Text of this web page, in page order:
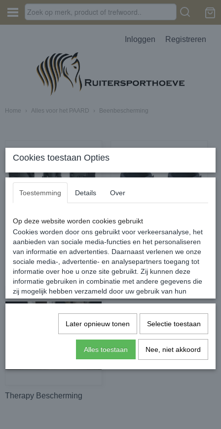
Inloggen Registreren
Home › Alles voor het PAARD › Beenbescherming
Beenbeschermers Springschoenen
Therapy Bescherming
Cookies toestaan Opties
Toestemming Details Over
Op deze website worden cookies gebruikt
Cookies worden door ons gebruikt voor verkeersanalyse, het
aanbieden van sociale media-functies en het personaliseren
van informatie en advertenties. Daarnaast verlenen we onze
sociale media-, advertentie- en analysepartners toegang tot
informatie over hoe u onze site gebruikt. Zij kunnen deze
informatie gebruiken in combinatie met andere gegevens die
zij mogelijk hebben verzameld door uw gebruik van hun
diensten of die u hen hebt verstrekt.
Later opnieuw tonen Selectie toestaan
Alles toestaan Nee, niet akkoord